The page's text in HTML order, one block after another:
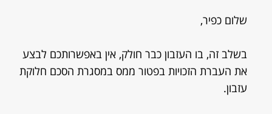
שלום כפיר,
בשלב זה, בו העזבון כבר חולק, אין באפשרותכם לבצע
את העברת הזכויות בפטור ממס במסגרת הסכם חלוקת
עזבון.